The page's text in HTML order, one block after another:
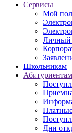
Сервисы
Мой
Личный
Школьникам
Абитуриентам
Платные
Дни